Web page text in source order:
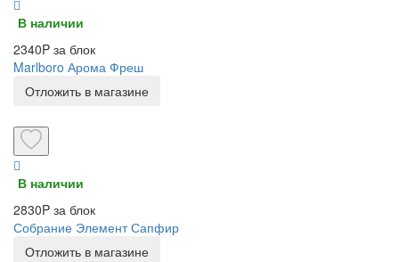
В наличии
2340P за блок
Marlboro Арома Фреш
Отложить в магазине
В наличии
2830P за блок
Собрание Элемент Сапфир
Отложить в магазине